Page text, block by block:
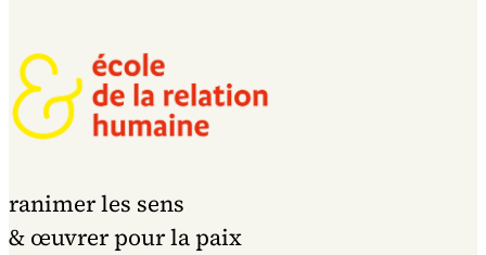
ranimer les sens
& œuvrer pour la paix